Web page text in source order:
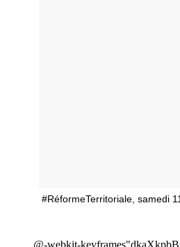
#RéformeTerritoriale, samedi